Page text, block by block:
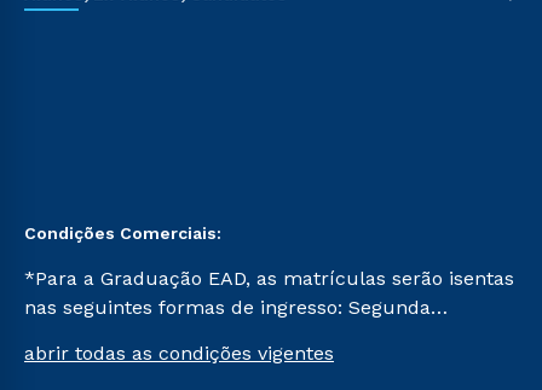
Condições Comerciais:
*Para a Graduação EAD, as matrículas serão isentas
nas seguintes formas de ingresso: Segunda
Já para as demais, a taxa de matrícula será de R$
abrir todas as condições vigentes